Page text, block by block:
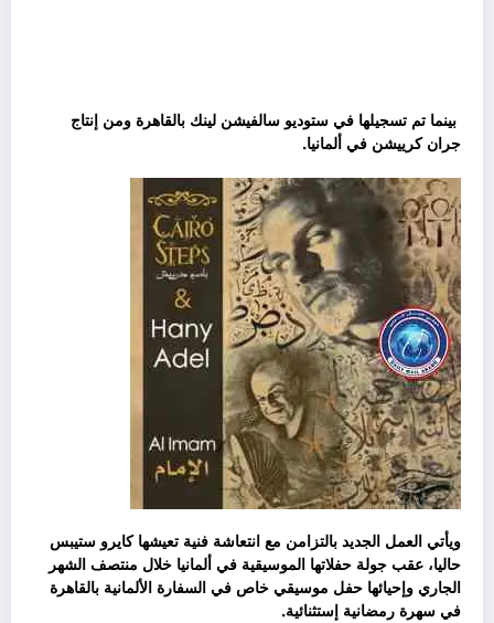
بينما تم تسجيلها في ستوديو سالفيشن لينك بالقاهرة ومن إنتاج
جران كرييشن في ألمانيا.
ويأتي العمل الجديد بالتزامن مع انتعاشة فنية تعيشها كايرو ستيبس
حاليا، عقب جولة حفلاتها الموسيقية في ألمانيا خلال منتصف الشهر
الجاري وإحيائها حفل موسيقي خاص في السفارة الألمانية بالقاهرة
في سهرة رمضانية إستثنائية.